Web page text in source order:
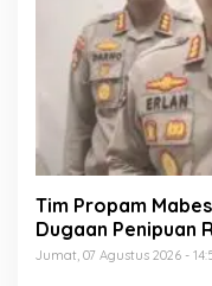
Tim Propam
Dugaan Penipuan
Jumat, 07 Agustus 2026 -